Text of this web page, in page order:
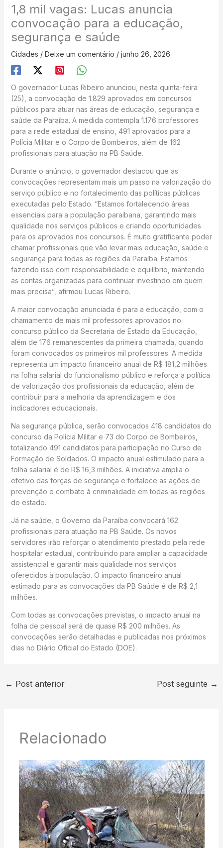
1,8 mil vagas: Lucas anuncia
convocação para a educação,
segurança e saúde
Cidades / Deixe um comentário / junho 26, 2026
O governador Lucas Ribeiro anunciou, nesta quinta-feira
(25), a convocação de 1.829 aprovados em concursos
públicos para atuar nas áreas de educação, segurança e
saúde da Paraíba. A medida contempla 1.176 professores
para a rede estadual de ensino, 491 aprovados para a
Polícia Militar e o Corpo de Bombeiros, além de 162
profissionais para atuação na PB Saúde.
Durante o anúncio, o governador destacou que as
convocações representam mais um passo na valorização do
serviço público e no fortalecimento das políticas públicas
executadas pelo Estado. “Estamos fortalecendo áreas
essenciais para a população paraibana, garantindo mais
qualidade nos serviços públicos e criando oportunidades
para os aprovados nos concursos. É muito gratificante poder
chamar profissionais que vão levar mais educação, saúde e
segurança para todas as regiões da Paraíba. Estamos
fazendo isso com responsabilidade e equilíbrio, mantendo
as contas organizadas para continuar investindo em quem
mais precisa”, afirmou Lucas Ribeiro.
A maior convocação anunciada é para a educação, com o
chamamento de mais mil professores aprovados no
concurso público da Secretaria de Estado da Educação,
além de 176 remanescentes da primeira chamada, quando
foram convocados os primeiros mil professores. A medida
representa um impacto financeiro anual de R$ 181,2 milhões
na folha salarial do funcionalismo público e reforça a política
de valorização dos profissionais da educação, além de
contribuir para a melhoria da aprendizagem e dos
indicadores educacionais.
Na segurança pública, serão convocados 418 candidatos do
concurso da Polícia Militar e 73 do Corpo de Bombeiros,
totalizando 491 candidatos para participação no Curso de
Formação de Soldados. O impacto anual estimulado para a
folha salarial é de R$ 16,3 milhões. A iniciativa amplia o
efetivo das forças de segurança e fortalece as ações de
prevenção e combate à criminalidade em todas as regiões
do estado.
Já na saúde, o Governo da Paraíba convocará 162
profissionais para atuação na PB Saúde. Os novos
servidores irão reforçar o atendimento prestado pela rede
hospitalar estadual, contribuindo para ampliar a capacidade
assistencial e garantir mais qualidade nos serviços
oferecidos à população. O impacto financeiro anual
estimado para as convocações da PB Saúde é de R$ 2,1
milhões.
Com todas as convocações previstas, o impacto anual na
folha de pessoal será de quase R$ 200 milhões. As
convocações serão detalhadas e publicadas nos próximos
dias no Diário Oficial do Estado (DOE).
← Post anterior Post seguinte →
Relacionado